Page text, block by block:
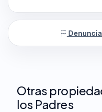
Otras
los Padres